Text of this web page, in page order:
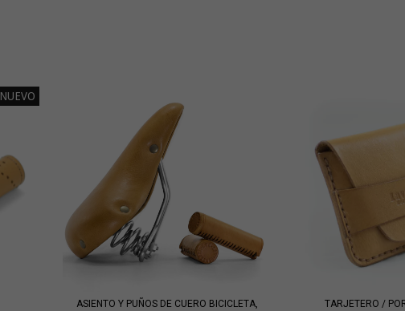
NUEVO
ASIENTO Y PUÑOS DE CUERO BICICLETA,
TARJETERO /